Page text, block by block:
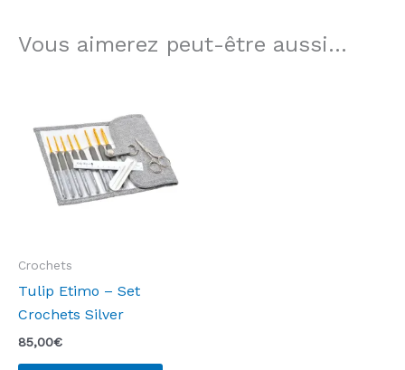
Vous aimerez peut-être aussi…
Crochets
Tulip Etimo – Set
Crochets Silver
85,00€